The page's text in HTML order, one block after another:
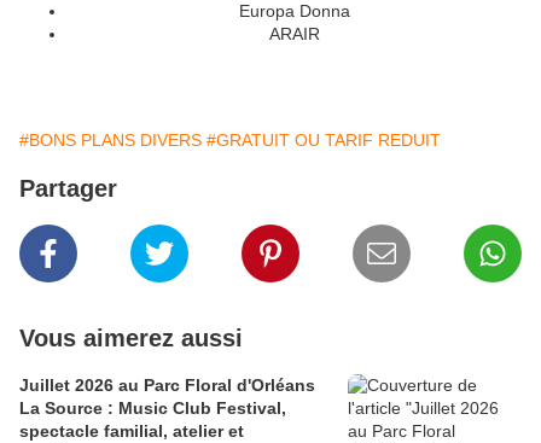
Europa Donna
ARAIR
#BONS PLANS DIVERS #GRATUIT OU TARIF REDUIT
Partager
Vous aimerez aussi
Juillet 2026 au Parc Floral d'Orléans
La Source : Music Club Festival,
spectacle familial, atelier et